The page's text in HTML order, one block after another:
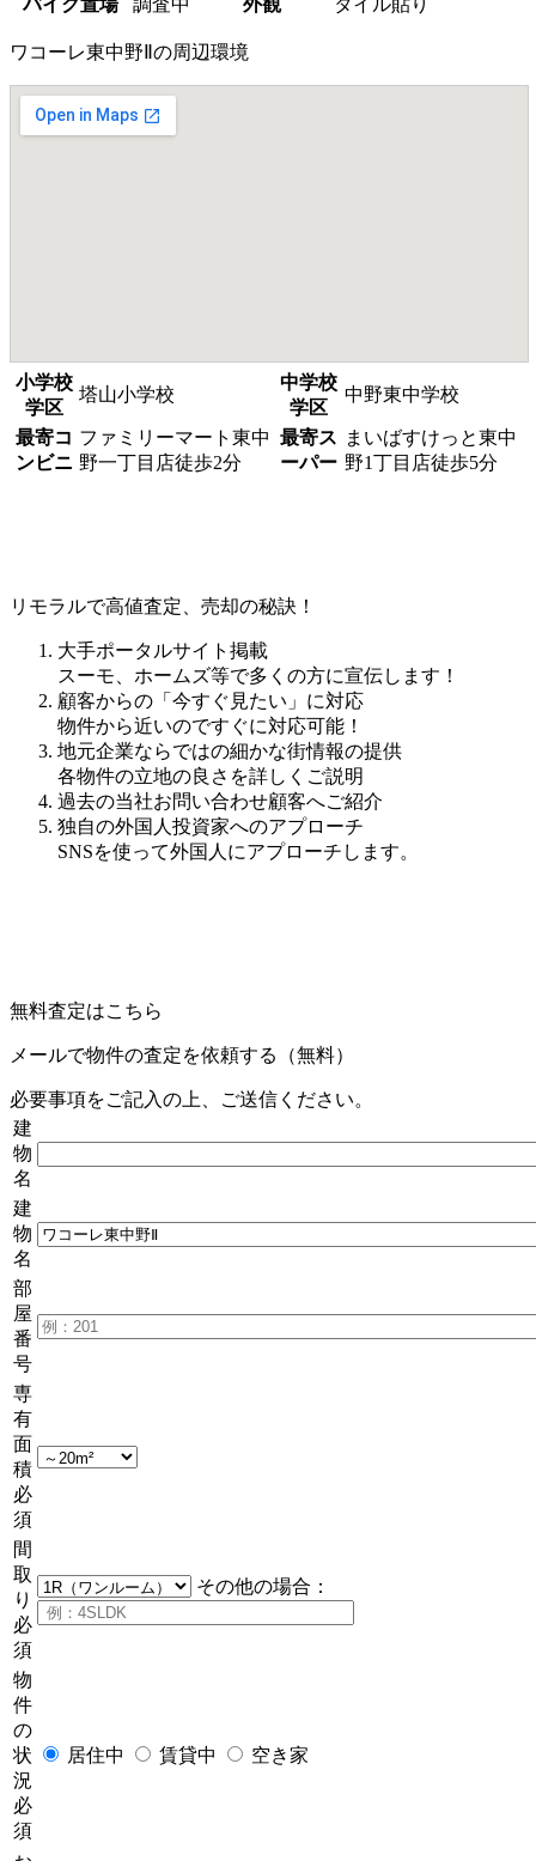
バイク置場 調査中 外観 タイル貼り
ワコーレ東中野Ⅱの周辺環境
小学校
学区
塔山小学校
中学校
学区
中野東中学校
最寄コ
ンビニ
ファミリーマート東中
野一丁目店徒歩2分
最寄ス
ーパー
まいばすけっと東中
野1丁目店徒歩5分
リモラルで高値査定、売却の秘訣！
大手ポータルサイト掲載
スーモ、ホームズ等で多くの方に宣伝します！
顧客からの「今すぐ見たい」に対応
物件から近いのですぐに対応可能！
地元企業ならではの細かな街情報の提供
各物件の立地の良さを詳しくご説明
過去の当社お問い合わせ顧客へご紹介
独自の外国人投資家へのアプローチ
SNSを使って外国人にアプローチします。
無料査定はこちら
メールで物件の査定を依頼する（無料）
必要事項をご記入の上、ご送信ください。
建
物
名
建
物
名
部
屋
番
号
専
有
面
積
必
須
間
取
り
必
須
その他の場合：
物
件
の
状
況
必
須
居住中 賃貸中 空き家